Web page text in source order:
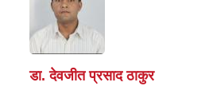
डा. देवजीत प्रसाद ठाकुर